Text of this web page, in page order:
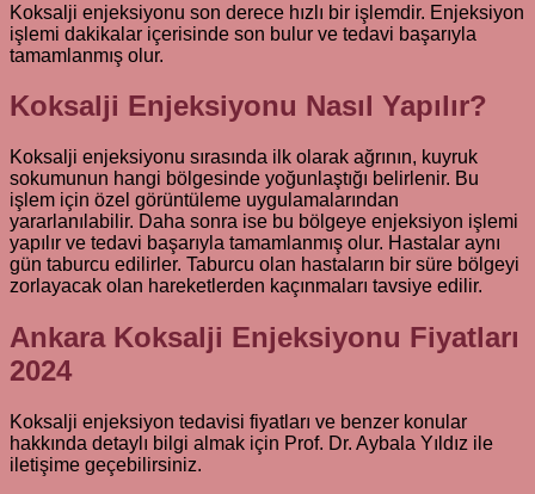
Koksalji enjeksiyonu son derece hızlı bir işlemdir. Enjeksiyon
işlemi dakikalar içerisinde son bulur ve tedavi başarıyla
tamamlanmış olur.
Koksalji Enjeksiyonu Nasıl Yapılır?
Koksalji enjeksiyonu sırasında ilk olarak ağrının, kuyruk
sokumunun hangi bölgesinde yoğunlaştığı belirlenir. Bu
işlem için özel görüntüleme uygulamalarından
yararlanılabilir. Daha sonra ise bu bölgeye enjeksiyon işlemi
yapılır ve tedavi başarıyla tamamlanmış olur. Hastalar aynı
gün taburcu edilirler. Taburcu olan hastaların bir süre bölgeyi
zorlayacak olan hareketlerden kaçınmaları tavsiye edilir.
Ankara Koksalji Enjeksiyonu Fiyatları
2024
Koksalji enjeksiyon tedavisi fiyatları ve benzer konular
hakkında detaylı bilgi almak için Prof. Dr. Aybala Yıldız ile
iletişime geçebilirsiniz.